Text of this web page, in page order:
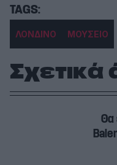
ΛΟΝΔΙΝΟ ΜΟΥΣΕΙΟ
Θα